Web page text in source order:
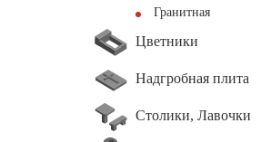
Гранитная
Цветники
Надгробная плита
Столики, Лавочки